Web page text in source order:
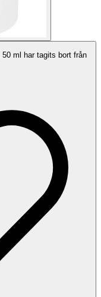
50 ml har tagits bort från